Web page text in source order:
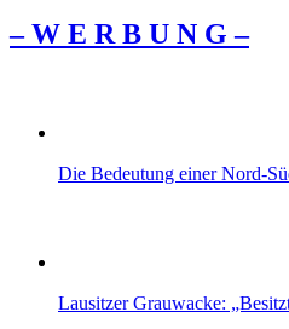
– W Ε R Β U Ν G –
Die Bedeutung einer
Lausitzer Grauwacke: